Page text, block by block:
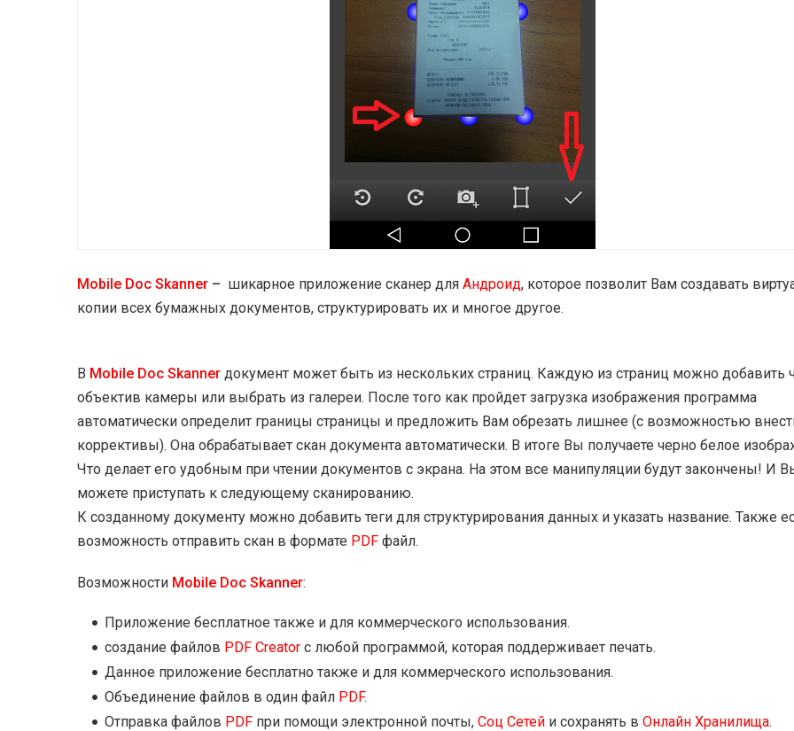
Mobile Doc Skanner – шикарное приложение сканер для Андроид, которое позволит Вам создавать
копии всех бумажных документов, структурировать их и многое другое.
В Mobile Doc Skanner документ может быть из нескольких страниц. Каждую из страниц можно добавить
объектив камеры или выбрать из галереи. После того как пройдет загрузка изображения программа
автоматически определит границы страницы и предложить Вам обрезать лишнее (с возможностью
коррективы). Она обрабатывает скан документа автоматически. В итоге Вы получаете черно белое
Что делает его удобным при чтении документов с экрана. На этом все манипуляции будут закончены! И
можете приступать к следующему сканированию.
К созданному документу можно добавить теги для структурирования данных и указать название. Также
возможность отправить скан в формате PDF файл.
Возможности Mobile Doc Skanner:
Приложение бесплатное также и для коммерческого использования.
создание файлов PDF Creatorс любой программой, которая поддерживает печать.
Данное приложение бесплатно также и для коммерческого использования.
Объединение файлов в один файл PDF.
Отправка файлов PDFпри помощи электронной почты, Соц Сетейи сохранять в Онлайн Хранилища.